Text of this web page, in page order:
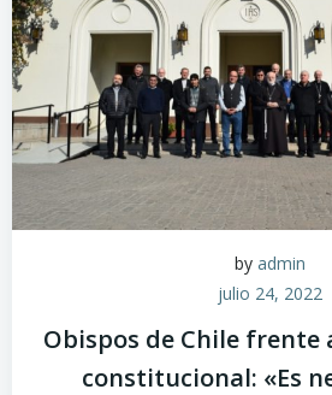
by admin
julio 24, 2022
Obispos de Chile frente
constitucional: «Es